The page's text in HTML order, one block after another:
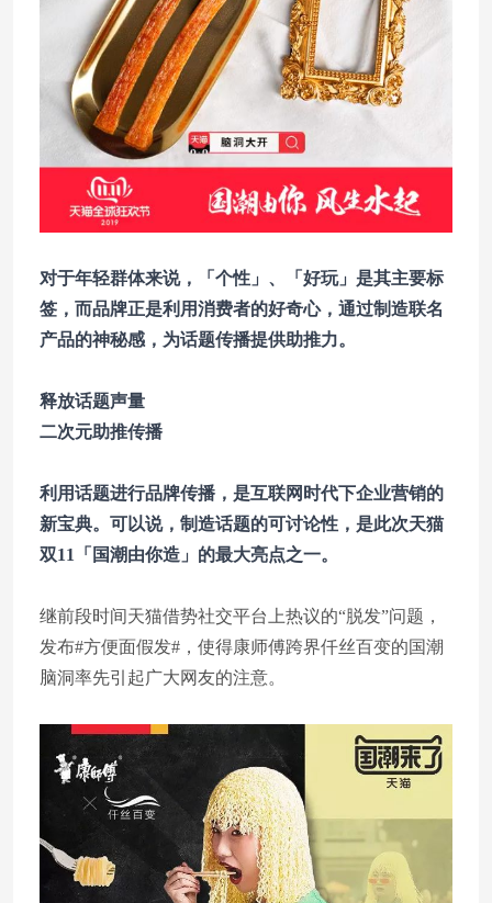
对于年轻群体来说，「个性」、「好玩」是其主要标
签，而品牌正是利用消费者的好奇心，通过制造联名
产品的神秘感，为话题传播提供助推力。
释放话题声量
二次元助推传播
利用话题进行品牌传播，是互联网时代下企业营销的
新宝典。可以说，制造话题的可讨论性，是此次天猫
双11「国潮由你造」的最大亮点之一。
继前段时间天猫借势社交平台上热议的“脱发”问题，
发布#方便面假发#，使得康师傅跨界仟丝百变的国潮
脑洞率先引起广大网友的注意。